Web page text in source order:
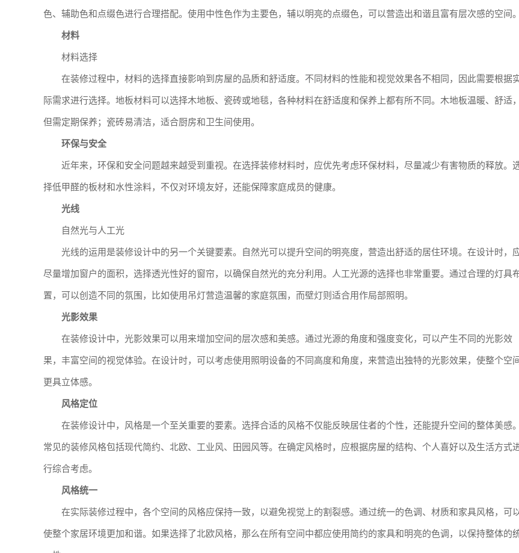
色、辅助色和点缀色进行合理搭配。使用中性色作为主要色，辅以明亮的点缀色，可以营造出和谐且富有层次感的空间。
材料
材料选择
在装修过程中，材料的选择直接影响到房屋的品质和舒适度。不同材料的性能和视觉效果各不相同，因此需要根据
际需求进行选择。地板材料可以选择木地板、瓷砖或地毯，各种材料在舒适度和保养上都有所不同。木地板温暖、舒适，
但需定期保养；瓷砖易清洁，适合厨房和卫生间使用。
环保与安全
近年来，环保和安全问题越来越受到重视。在选择装修材料时，应优先考虑环保材料，尽量减少有害物质的释放。
择低甲醛的板材和水性涂料，不仅对环境友好，还能保障家庭成员的健康。
光线
自然光与人工光
光线的运用是装修设计中的另一个关键要素。自然光可以提升空间的明亮度，营造出舒适的居住环境。在设计时，
尽量增加窗户的面积，选择透光性好的窗帘，以确保自然光的充分利用。人工光源的选择也非常重要。通过合理的灯具
置，可以创造不同的氛围，比如使用吊灯营造温馨的家庭氛围，而壁灯则适合用作局部照明。
光影效果
在装修设计中，光影效果可以用来增加空间的层次感和美感。通过光源的角度和强度变化，可以产生不同的光影效
果，丰富空间的视觉体验。在设计时，可以考虑使用照明设备的不同高度和角度，来营造出独特的光影效果，使整个空间
更具立体感。
风格定位
在装修设计中，风格是一个至关重要的要素。选择合适的风格不仅能反映居住者的个性，还能提升空间的整体美感。
常见的装修风格包括现代简约、北欧、工业风、田园风等。在确定风格时，应根据房屋的结构、个人喜好以及生活方式
行综合考虑。
风格统一
在实际装修过程中，各个空间的风格应保持一致，以避免视觉上的割裂感。通过统一的色调、材质和家具风格，可
使整个家居环境更加和谐。如果选择了北欧风格，那么在所有空间中都应使用简约的家具和明亮的色调，以保持整体的